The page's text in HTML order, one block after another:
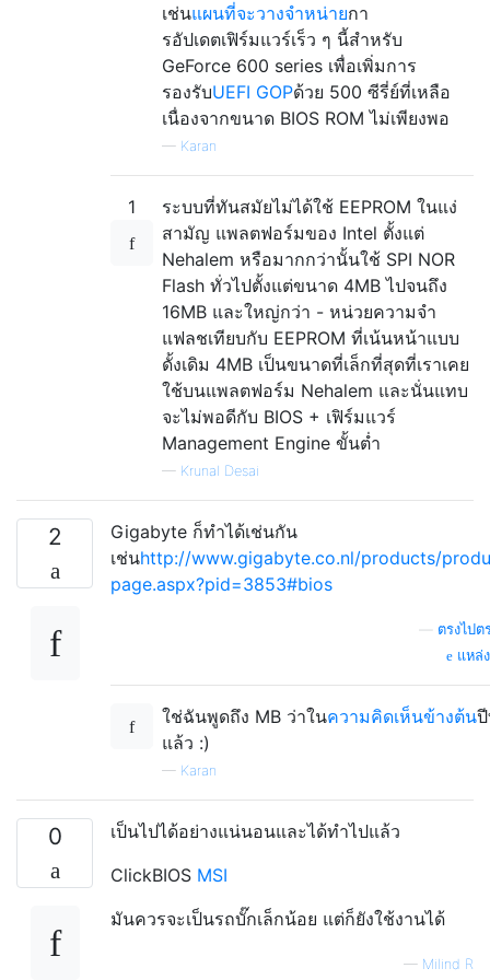
เช่นแผนที่จะวางจำหน่ายกา
รอัปเดตเฟิร์มแวร์เร็ว ๆ นี้สำหรับ
GeForce 600 series เพื่อเพิ่มการ
รองรับUEFI GOPด้วย 500 ซีรี่ย์ที่เหลือ
เนื่องจากขนาด BIOS ROM ไม่เพียงพอ
— Karan
1
ระบบที่ทันสมัยไม่ได้ใช้ EEPROM ในแง่
สามัญ แพลตฟอร์มของ Intel ตั้งแต่
Nehalem หรือมากกว่านั้นใช้ SPI NOR
Flash ทั่วไปตั้งแต่ขนาด 4MB ไปจนถึง
16MB และใหญ่กว่า - หน่วยความจำ
แฟลชเทียบกับ EEPROM ที่เน้นหน้าแบบ
ดั้งเดิม 4MB เป็นขนาดที่เล็กที่สุดที่เราเคย
ใช้บนแพลตฟอร์ม Nehalem และนั่นแทบ
จะไม่พอดีกับ BIOS + เฟิร์มแวร์
Management Engine ขั้นต่ำ
— Krunal Desai
2
Gigabyte ก็ทำได้เช่นกัน
เช่นhttp://www.gigabyte.co.nl/products/
page.aspx?pid=3853#bios
ตรงไปต
แหล่
ใช่ฉันพูดถึง MB ว่าในความคิดเห็นข้างต้น
แล้ว :)
— Karan
0
เป็นไปได้อย่างแน่นอนและได้ทำไปแล้ว
ClickBIOS MSI
มันควรจะเป็นรถบั๊กเล็กน้อย แต่ก็ยังใช้งานได้
— Milind R